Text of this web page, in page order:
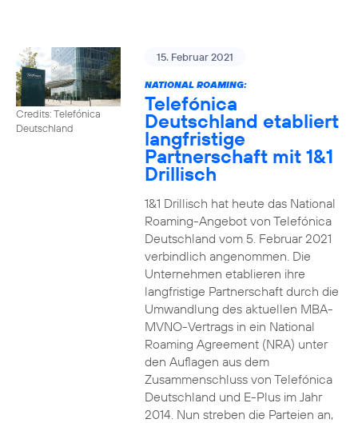
Credits: Telefónica
Deutschland
15. Februar 2021
NATIONAL ROAMING:
Telefónica
Deutschland etabliert
langfristige
Partnerschaft mit 1&1
Drillisch
1&1 Drillisch hat heute das National
Roaming-Angebot von Telefónica
Deutschland vom 5. Februar 2021
verbindlich angenommen. Die
Unternehmen etablieren ihre
langfristige Partnerschaft durch die
Umwandlung des aktuellen MBA-
MVNO-Vertrags in ein National
Roaming Agreement (NRA) unter
den Auflagen aus dem
Zusammenschluss von Telefónica
Deutschland und E-Plus im Jahr
2014. Nun streben die Parteien an,